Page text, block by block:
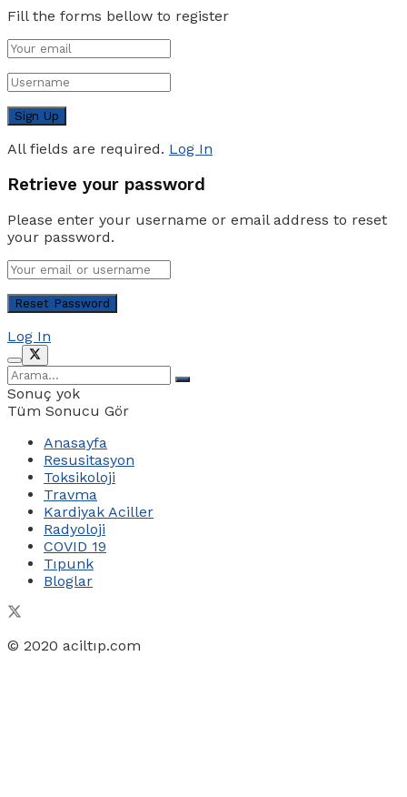
Fill the forms bellow to register
All fields are required. Log In
Retrieve your password
Please enter your username or email address to reset
your password.
Log In
Sonuç yok
Tüm Sonucu Gör
Anasayfa
Resusitasyon
Toksikoloji
Travma
Kardiyak Aciller
Radyoloji
COVID 19
Tıpunk
Bloglar
© 2020 aciltıp.com